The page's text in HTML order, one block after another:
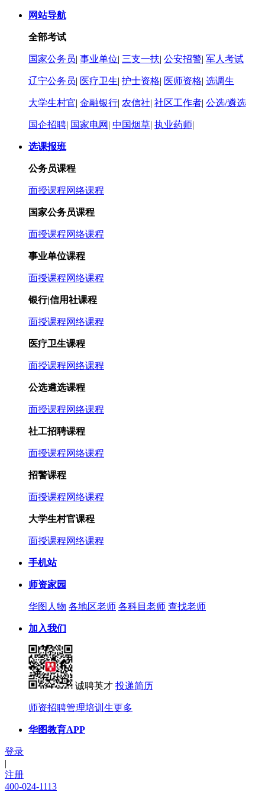
网站导航
全部考试
国家公务员| 事业单位| 三支一扶| 公安招警| 军人考试
辽宁公务员| 医疗卫生| 护士资格| 医师资格| 选调生
大学生村官| 金融银行| 农信社| 社区工作者| 公选/遴选
国企招聘| 国家电网 | 中国烟草| 执业药师|
选课报班
公务员课程
面授课程网络课程
国家公务员课程
面授课程网络课程
事业单位课程
面授课程网络课程
银行|信用社课程
面授课程网络课程
医疗卫生课程
面授课程网络课程
公选遴选课程
面授课程网络课程
社工招聘课程
面授课程网络课程
招警课程
面授课程网络课程
大学生村官课程
面授课程网络课程
手机站
师资家园
华图人物 各地区老师 各科目老师 查找老师
加入我们
诚聘英才 投递简历
师资招聘管理培训生更多
华图教育APP
登录
|
注册
400-024-1113